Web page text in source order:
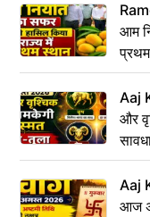
आम
Aaj
और
Aaj
आज